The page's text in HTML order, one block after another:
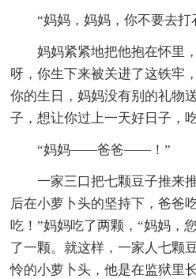
“妈妈，妈妈，你不要去
妈妈紧紧地把他抱在怀里
呀，你生下来被关进了这铁牢
你的生日，妈妈没有别的礼物
子，想让你过上一天好日子
“妈妈——爸爸——！”
一家三口把七颗豆子推来
后在小萝卜头的坚持下，爸爸
吃！”妈妈吃了两颗，“妈妈，
了一颗。就这样，一家人七颗
怜的小萝卜头，他是在监狱里